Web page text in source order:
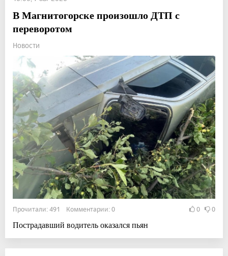
В Магнитогорске произошло ДТП с
переворотом
Новости
Прочитали: 491 Комментарии: 0 0 0
Пострадавший водитель оказался пьян